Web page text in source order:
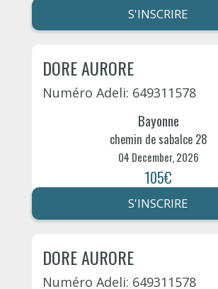
S'INSCRIRE
DORE AURORE
Numéro Adeli: 649311578
Bayonne
chemin de sabalce 28
04 December, 2026
105€
S'INSCRIRE
DORE AURORE
Numéro Adeli: 649311578